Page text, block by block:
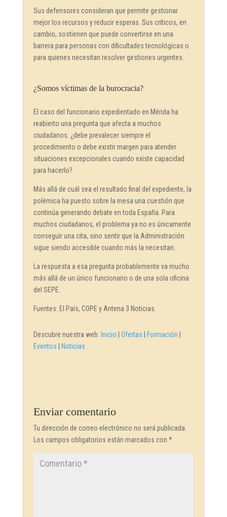
Sus defensores consideran que permite gestionar
mejor los recursos y reducir esperas. Sus críticos, en
cambio, sostienen que puede convertirse en una
barrera para personas con dificultades tecnológicas o
para quienes necesitan resolver gestiones urgentes.
¿Somos víctimas de la burocracia?
El caso del funcionario expedientado en Mérida ha
reabierto una pregunta que afecta a muchos
ciudadanos: ¿debe prevalecer siempre el
procedimiento o debe existir margen para atender
situaciones excepcionales cuando existe capacidad
para hacerlo?
Más allá de cuál sea el resultado final del expediente, la
polémica ha puesto sobre la mesa una cuestión que
continúa generando debate en toda España. Para
muchos ciudadanos, el problema ya no es únicamente
conseguir una cita, sino sentir que la Administración
sigue siendo accesible cuando más la necesitan.
La respuesta a esa pregunta probablemente va mucho
más allá de un único funcionario o de una sola oficina
del SEPE.
Fuentes: El País, COPE y Antena 3 Noticias.
Descubre nuestra web: Inicio Ofertas Formación
Eventos
Noticias
Enviar comentario
Tu dirección de correo electrónico no será publicada.
Los campos obligatorios están marcados con *